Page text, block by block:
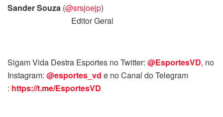
Sander Souza (@srsjoejp)
Editor Geral
Sigam Vida Destra Esportes no Twitter: @EsportesVD, no
Instagram: @esportes_vd e no Canal do Telegram
: https://t.me/EsportesVD